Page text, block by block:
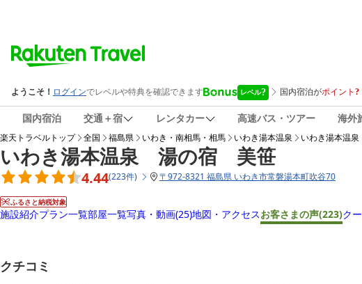
国内宿泊 交通＋宿 レンタカー 高速バス・ツアー 海外
楽天トラベルトップ 全国 福島県 いわき・南相馬・相馬 いわき湯本温泉 いわき湯本温
いわき湯本温泉 湯の宿 美笹
4.44(223件) 〒972-8321 福島県 いわき市常磐湯本町吹谷70
ふるさと納税対象
施設紹介プラン一覧部屋一覧写真・動画(25)地図・アクセスお客さまの声(223)ク
クチコミ